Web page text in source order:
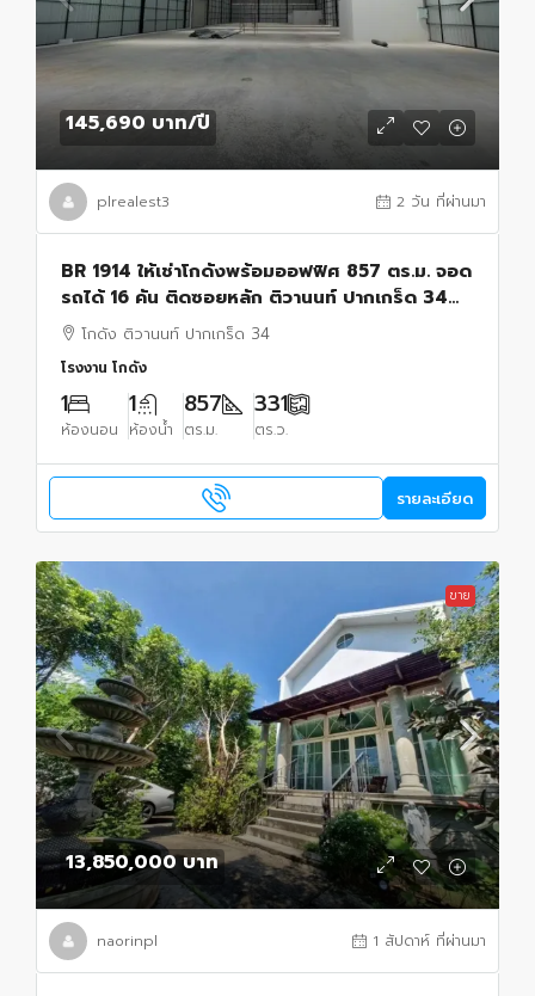
145,690 บาท/ปี
plrealest3 2 วัน ที่ผ่านมา
BR 1914 ให้เช่าโกดังพร้อมออฟฟิศ 857 ตร.ม. จอด
รถได้ 16 คัน ติดซอยหลัก ติวานนท์ ปากเกร็ด 34
นนทบุรี
โกดัง ติวานนท์ ปากเกร็ด 34
โรงงาน โกดัง
1
ห้องนอน
1
ห้องน้ำ
857
ตร.ม.
331
ตร.ว.
รายละเอียด
ขาย
13,850,000 บาท
naorinpl 1 สัปดาห์ ที่ผ่านมา